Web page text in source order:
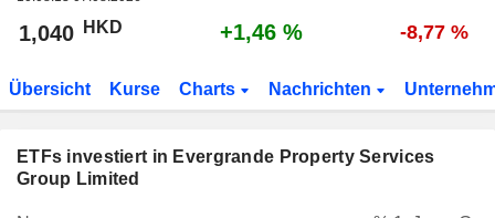
1,040 HKD +1,46 % -8,77 %
Übersicht Kurse Charts Nachrichten
ETFs investiert in Evergrande Property Services
Group Limited